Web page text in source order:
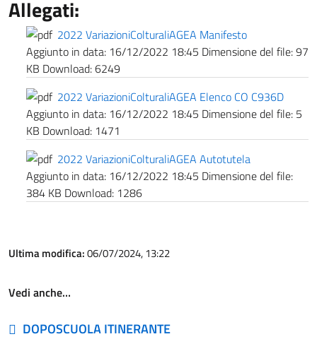
Allegati:
2022 VariazioniColturaliAGEA Manifesto
Aggiunto in data: 16/12/2022 18:45 Dimensione del file:97
KB Download:6249
2022 VariazioniColturaliAGEA Elenco CO C936D
Aggiunto in data: 16/12/2022 18:45 Dimensione del file: 5
KB Download: 1471
2022 VariazioniColturaliAGEA Autotutela
Aggiunto in data: 16/12/2022 18:45 Dimensione del file:
384 KB Download: 1286
Ultima modifica:06/07/2024, 13:22
Vedi anche…
DOPOSCUOLA ITINERANTE